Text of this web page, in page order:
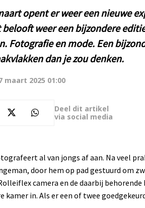
opent er weer een nieuwe
belooft weer een bijzondere
Fotografie en mode. Een
dan je zou denken.
maart 2025 01:00
Deel dit artikel
via social media
al van jongs af aan. Na veel
door hem op pad gestuurd om
camera en de daarbij
kamer in. Als er een of twee